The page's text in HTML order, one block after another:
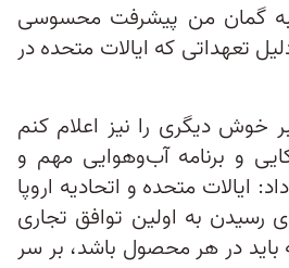
گمان من پیشرفت محسوسی
تعهداتی که ایالات متحده در
خوش دیگری را نیز اعلام کنم
و برنامه آب‌وهوایی مهم و
ایالات متحده و اتحادیه اروپا
رسیدن به اولین توافق تجاری
باید در هر محصول باشد، بر سر